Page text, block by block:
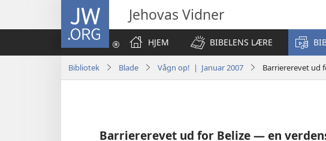
JW.ORG Jehovas Vidner
HJEM
BIBELENS LÆRE
Bibliotek Blade Vågn op! | Januar 2007 Barriererevet ud
Barriererevet ud for Belize — en